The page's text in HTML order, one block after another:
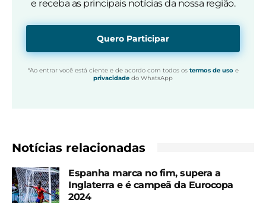
e receba as principais notícias da nossa região.
Quero Participar
*Ao entrar você está ciente e de acordo com todos os termos de usoe
privacidade do WhatsApp
Notícias relacionadas
Espanha marca no fim, supera a
Inglaterra e é campeã da Eurocopa
2024